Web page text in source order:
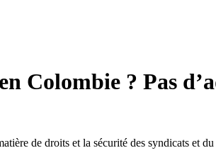
Colombie ? Pas
de droits et la sécurité des syndicats et